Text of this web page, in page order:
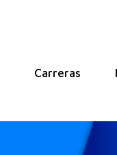
Carreras